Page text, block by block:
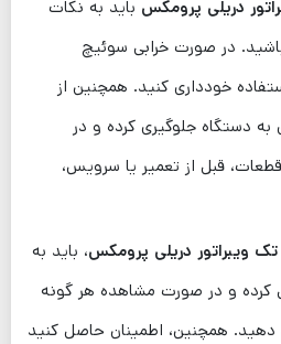
دریلی پرومکس باید به نکات
در صورت خرابی سوئیچ
خودداری کنید. همچنین از
دستگاه جلوگیری کرده و در
قبل از تعمیر یا سرویس،
ویبراتور دریلی پرومکس، باید به
کرده و در صورت مشاهده هر گونه
دهید. همچنین، اطمینان حاصل کنید